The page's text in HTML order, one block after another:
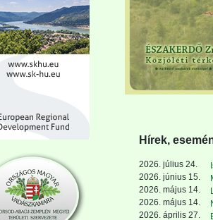
Hírek,
2026. július 24.
2026. június 15.
2026. május 14.
2026. május 14.
2026. április 27.